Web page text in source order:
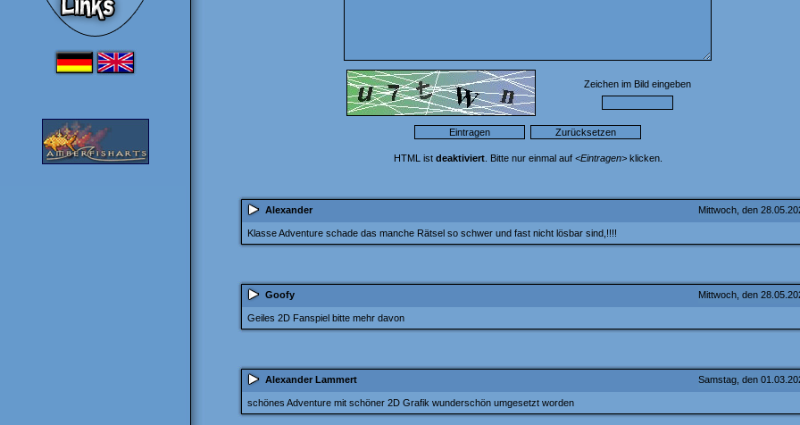
Zeichen im Bild eingeben
HTML ist deaktiviert. Bitte nur einmal auf <Eintragen>klicken.
Alexander Mittwoch, den
Klasse Adventure schade das manche Rätsel so schwer und fast nicht lösbar sind,!!!!
Goofy Mittwoch, den
Geiles 2D Fanspiel bitte mehr davon
Alexander Lammert Samstag, den
schönes Adventure mit schöner 2D Grafik wunderschön umgesetzt worden